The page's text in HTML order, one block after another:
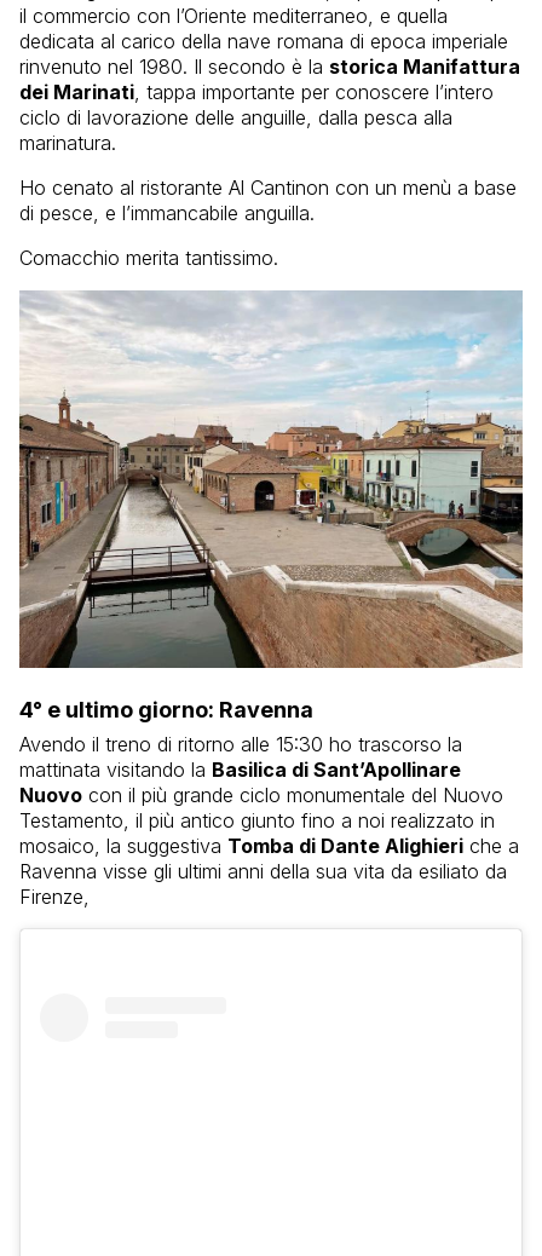
il commercio con l’Oriente mediterraneo, e quella
dedicata al carico della nave romana di epoca imperiale
rinvenuto nel 1980. Il secondo è la storica Manifattura
dei Marinati, tappa importante per conoscere l’intero
ciclo di lavorazione delle anguille, dalla pesca alla
marinatura.
Ho cenato al ristorante Al Cantinon con un menù a base
di pesce, e l’immancabile anguilla.
Comacchio merita tantissimo.
4° e ultimo giorno: Ravenna
Avendo il treno di ritorno alle 15:30 ho trascorso la
mattinata visitando la Basilica di Sant’Apollinare
Nuovo con il più grande ciclo monumentale del Nuovo
Testamento, il più antico giunto fino a noi realizzato in
mosaico, la suggestiva Tomba di Dante Alighieri che a
Ravenna visse gli ultimi anni della sua vita da esiliato da
Firenze,